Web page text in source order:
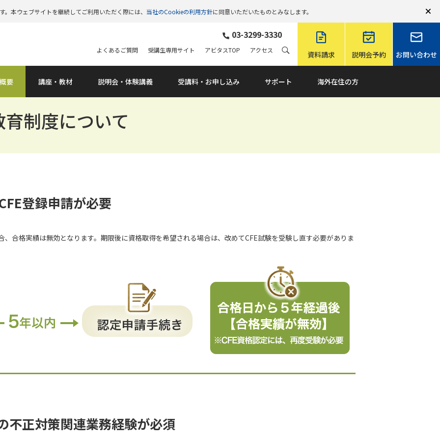
本ウェブサイトを継続してご利用いただく際には、 当社のCookieの利用方針に同意いただいたものとみなします。
資料請求 説明会予約 お問い合わせ
03-3299-3330
要 講座・教材 説明会 ・体験講義 受講料 ・お申し込み サポート 海外在住の方
よくあるご質問 受講生専用サイト アビタスTOP アクセス
制度について
登録申請が必要
合格実績は無効となります。期限後に資格取得を希望される場合は、改めてCFE試験を受験し直す必要がありま
不正対策関連業務経験が必須